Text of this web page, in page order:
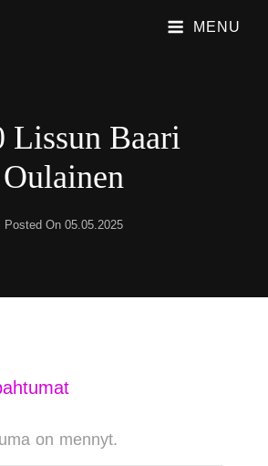
MENU
Lissun Baari
Oulainen
Posted On 05.05.2025
on mennyt.